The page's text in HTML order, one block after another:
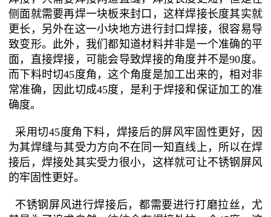
侧面就需要再焊一块板来封口，这样焊接长度其实就
更长，另外在这一小块地方进行封口焊接，很容易导
致变形。此外，我们都知道材料并非是一个准确的平
面，直接焊接，可能会导致焊接的角度并不是90度。
而下料时切45度角，这个角度是加工出来的，相对非
常准确，因此切成45度，是利于焊接和保证加工的准
确度。
采用切45度角下料，焊接后的屏风牢固性更好，因
为其焊缝与其受力方向不在同一知直线上，所以在焊
接后，焊接处其实受力很小，这样就可让不锈钢屏风
的牢固性更好。
不锈钢屏风进行焊接后，都需要进行打磨拉丝，尤